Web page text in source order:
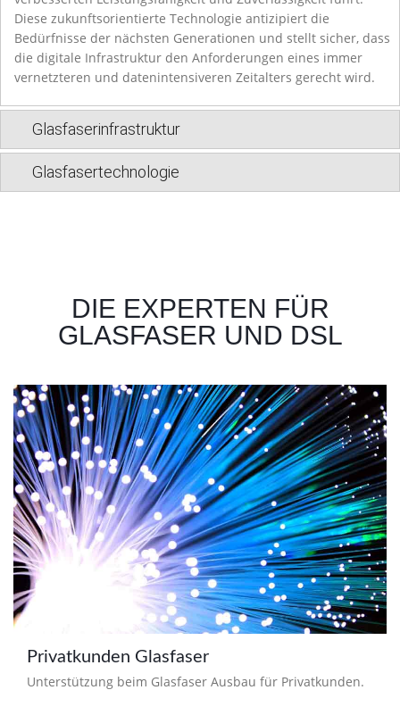
Diese zukunftsorientierte Technologie antizipiert die
Bedürfnisse der nächsten Generationen und stellt sicher, dass
die digitale Infrastruktur den Anforderungen eines immer
vernetzteren und datenintensiveren Zeitalters gerecht wird.
Glasfaserinfrastruktur
Glasfasertechnologie
DIE EXPERTEN FÜR
GLASFASER UND DSL
Privatkunden Glasfaser
Unterstützung beim Glasfaser Ausbau für Privatkunden.